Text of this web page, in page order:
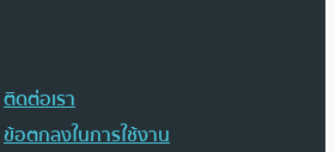
ติดต่อเรา
ข้อตกลงในการใช้งาน